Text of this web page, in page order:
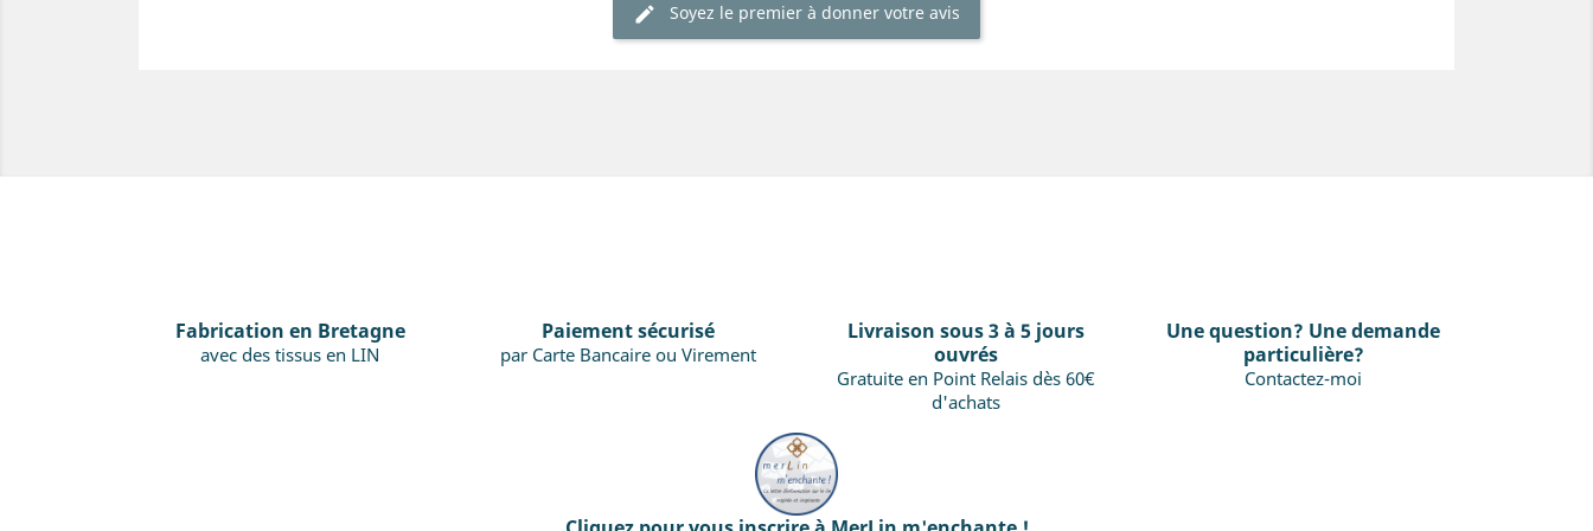
Soyez le premier à donner votre avis
Fabrication en Bretagne
avec des tissus en LIN
Paiement sécurisé
par Carte Bancaire ou Virement
Livraison sous 3 à 5 jours
ouvrés
Gratuite en Point Relais dès 60€
d'achats
Une question? Une demande
particulière?
Contactez-moi